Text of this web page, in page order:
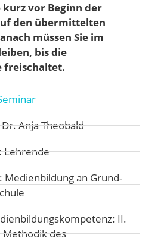
vor Beginn der
den übermittelten
müssen Sie im
bis die
freischaltet.
Anja Theobald
Lehrende
Medienbildung an Grund-
II.
des